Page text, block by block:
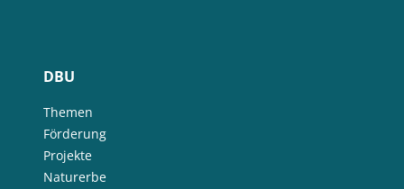
DBU
Themen
Förderung
Projekte
Naturerbe